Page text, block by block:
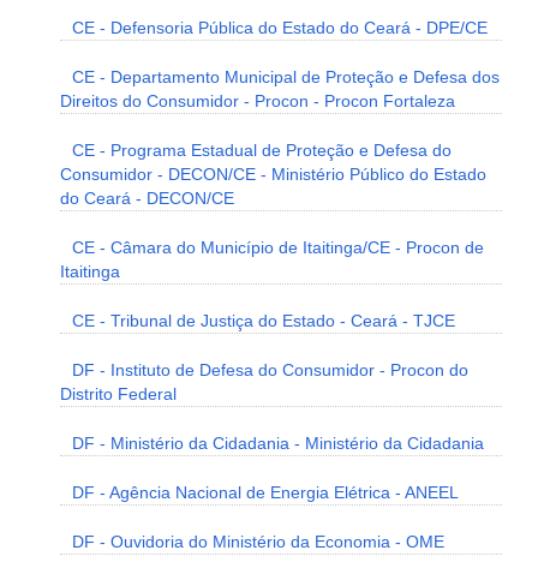
CE - Defensoria Pública do Estado do Ceará - DPE/CE
CE - Departamento Municipal de Proteção e Defesa dos
Direitos do Consumidor - Procon - Procon Fortaleza
CE - Programa Estadual de Proteção e Defesa do
Consumidor - DECON/CE - Ministério Público do Estado
do Ceará - DECON/CE
CE - Câmara do Município de Itaitinga/CE - Procon de
Itaitinga
CE - Tribunal de Justiça do Estado - Ceará - TJCE
DF - Instituto de Defesa do Consumidor - Procon do
Distrito Federal
DF - Ministério da Cidadania - Ministério da Cidadania
DF - Agência Nacional de Energia Elétrica - ANEEL
DF - Ouvidoria do Ministério da Economia - OME